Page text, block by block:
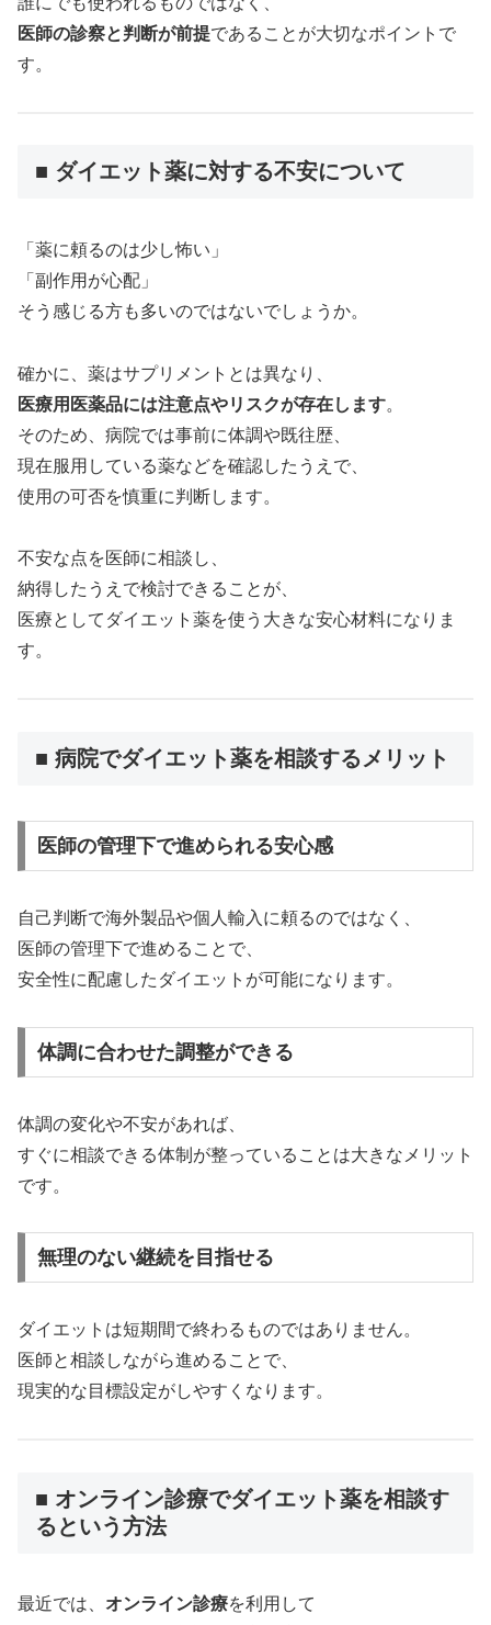
医師の診察と判断が前提であることが大切なポイントで
す。
■ ダイエット薬に対する不安について
「薬に頼るのは少し怖い」
「副作用が心配」
そう感じる方も多いのではないでしょうか。
確かに、薬はサプリメントとは異なり、
医療用医薬品には注意点やリスクが存在します。
そのため、病院では事前に体調や既往歴、
現在服用している薬などを確認したうえで、
使用の可否を慎重に判断します。
不安な点を医師に相談し、
納得したうえで検討できることが、
医療としてダイエット薬を使う大きな安心材料になりま
す。
■ 病院でダイエット薬を相談するメリット
医師の管理下で進められる安心感
自己判断で海外製品や個人輸入に頼るのではなく、
医師の管理下で進めることで、
安全性に配慮したダイエットが可能になります。
体調に合わせた調整ができる
体調の変化や不安があれば、
すぐに相談できる体制が整っていることは大きなメリット
です。
無理のない継続を目指せる
ダイエットは短期間で終わるものではありません。
医師と相談しながら進めることで、
現実的な目標設定がしやすくなります。
■ オンライン診療でダイエット薬を相談す
るという方法
最近では、 オンライン診療を利用して